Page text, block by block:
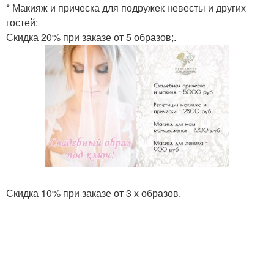
* Макияж и прическа для подружек невесты и других
гостей:
Скидка 20% при заказе от 5 образов;.
Скидка 10% при заказе от 3 х образов.